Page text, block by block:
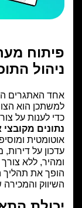
קטגוריות
פרויקטים
אתרי תדמית
חנויות וקטלוגים
מיניסייטים
פיתוח
ניהול
אחד האתגרים
למשתכן הוא
כדי לענות על
נתונים
אוטומטית
עדכון על
ומהיר, ללא
הופך את תהליך
השיווק